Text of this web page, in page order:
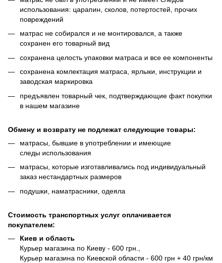
использования: царапин, сколов, потертостей, прочих
повреждений
матрас не собирался и не монтировался, а также
сохранен его товарный вид
сохранена целость упаковки матраса и все ее компоненты
сохранена комлектация матраса, ярлыки, инструкции и
заводская маркировка
предъявлен товарный чек, подтверждающие факт покупки
в нашем магазине
Обмену и возврату не подлежат следующие товары:
матрасы, бывшие в употреблении и имеющие
следы использования
матрасы, которые изготавливались под индивидуальный
заказ нестандартных размеров
подушки, наматрасники, одеяла
Стоимость транспортных услуг оплачивается
покупателем:
Киев и область
Курьер магазина по Киеву - 600 грн.,
Курьер магазина по Киевской области - 600 грн + 40 грн/км